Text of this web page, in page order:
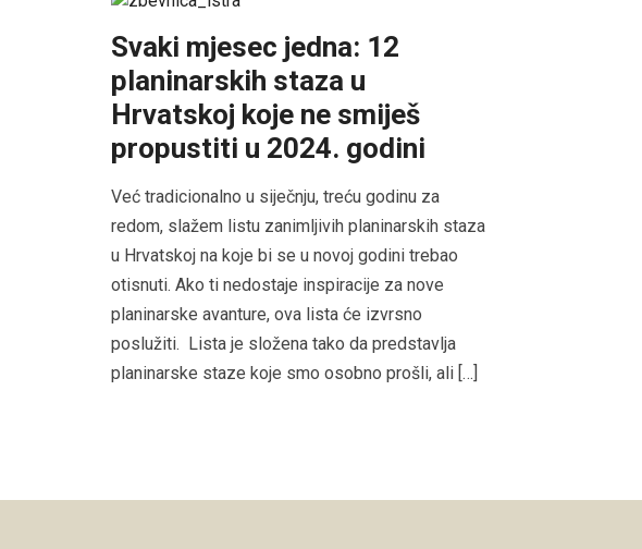
Svaki mjesec jedna: 12
planinarskih staza u
Hrvatskoj koje ne smiješ
propustiti u 2024. godini
Već tradicionalno u siječnju, treću godinu za
redom, slažem listu zanimljivih planinarskih staza
u Hrvatskoj na koje bi se u novoj godini trebao
otisnuti. Ako ti nedostaje inspiracije za nove
planinarske avanture, ova lista će izvrsno
poslužiti. Lista je složena tako da predstavlja
planinarske staze koje smo osobno prošli, ali […]